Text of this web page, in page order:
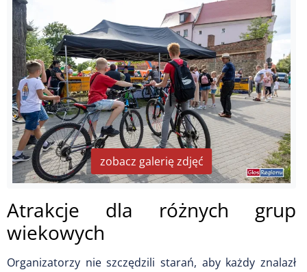
zobacz galerię zdjęć
Atrakcje dla różnych grup
wiekowych
Organizatorzy nie szczędzili starań, aby każdy znalazł